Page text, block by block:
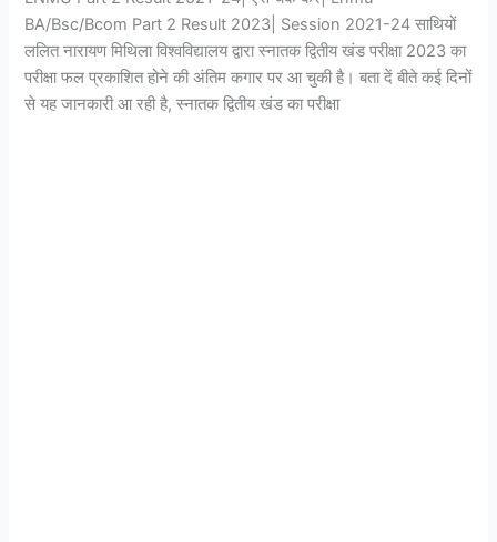
BA/Bsc/Bcom Part 2 Result 2023| Session 2021-24 साथियों
ललित नारायण मिथिला विश्वविद्यालय द्वारा स्नातक द्वितीय खंड परीक्षा 2023 का
परीक्षा फल प्रकाशित होने की अंतिम कगार पर आ चुकी है। बता दें बीते कई दिनों
से यह जानकारी आ रही है, स्नातक द्वितीय खंड का परीक्षा